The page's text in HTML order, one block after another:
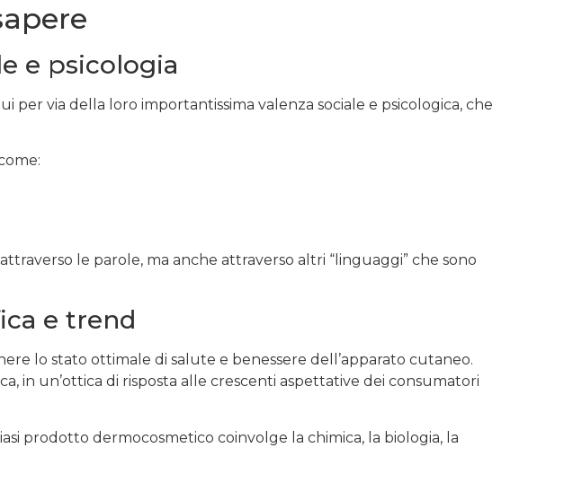
e psicologia
via della loro importantissima valenza sociale e psicologica, che
le parole, ma anche attraverso altri “linguaggi” che sono
e trend
lo stato ottimale di salute e benessere dell’apparato cutaneo.
in un’ottica di risposta alle crescenti aspettative dei consumatori
prodotto dermocosmetico coinvolge la chimica, la biologia, la